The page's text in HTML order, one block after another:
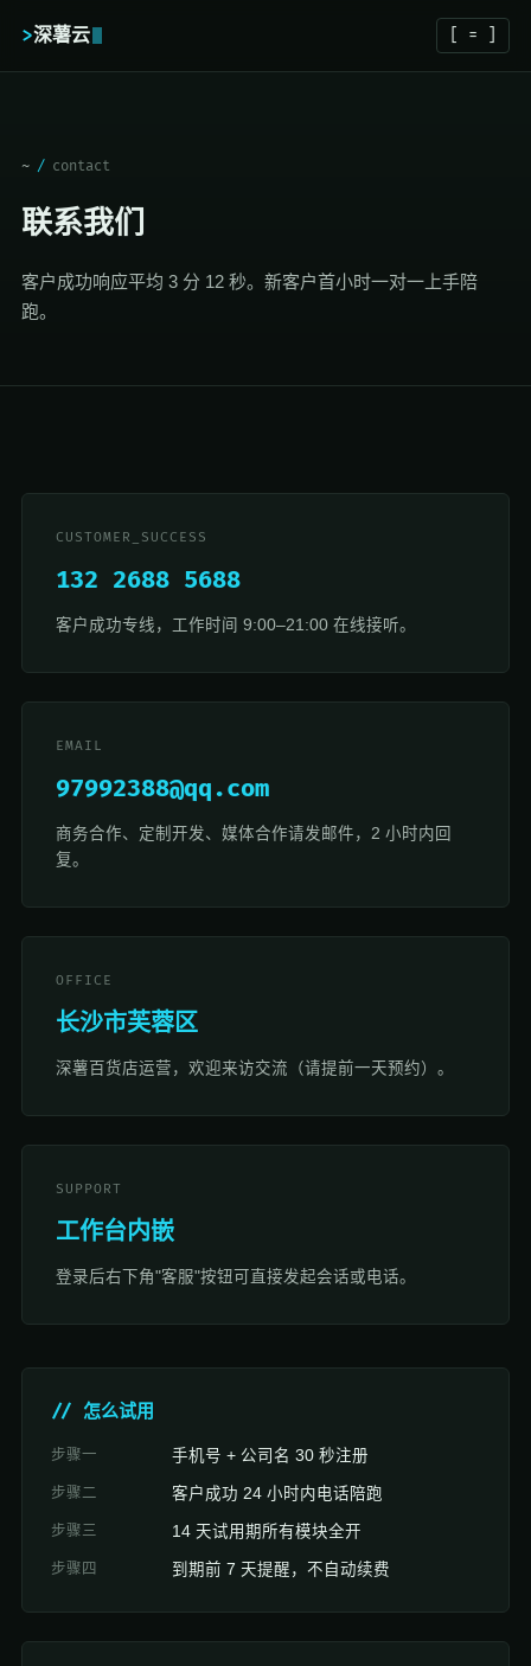
>深薯云 [ = ]
~ / contact
联系我们
客户成功响应平均 3 分 12 秒。新客户首小时一对一上手陪
跑。
CUSTOMER_SUCCESS
132 2688 5688
客户成功专线，工作时间 9:00–21:00 在线接听。
EMAIL
97992388@qq.com
商务合作、定制开发、媒体合作请发邮件，2 小时内回
复。
OFFICE
长沙市芙蓉区
深薯百货店运营，欢迎来访交流（请提前一天预约）。
SUPPORT
工作台内嵌
登录后右下角"客服"按钮可直接发起会话或电话。
// 怎么试用
步骤一 手机号 + 公司名 30 秒注册
步骤二 客户成功 24 小时内电话陪跑
步骤三 14 天试用期所有模块全开
步骤四 到期前 7 天提醒，不自动续费